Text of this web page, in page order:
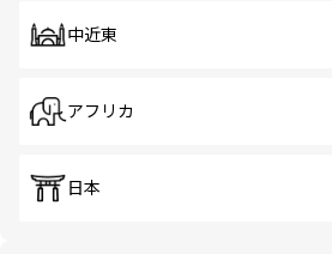
中近東
アフリカ
日本